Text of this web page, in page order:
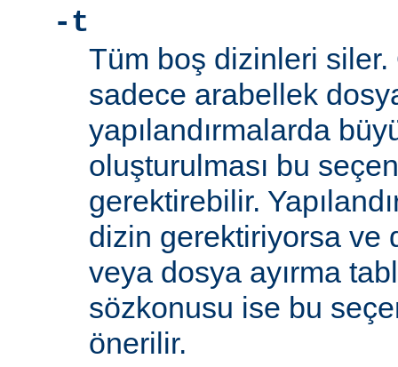
-t
Tüm boş dizinleri siler.
sadece arabellek
yapılandırmalarda
oluşturulması bu
gerektirebilir.
dizin gerektiriyorsa ve
veya dosya ayırma
sözkonusu ise bu
önerilir.